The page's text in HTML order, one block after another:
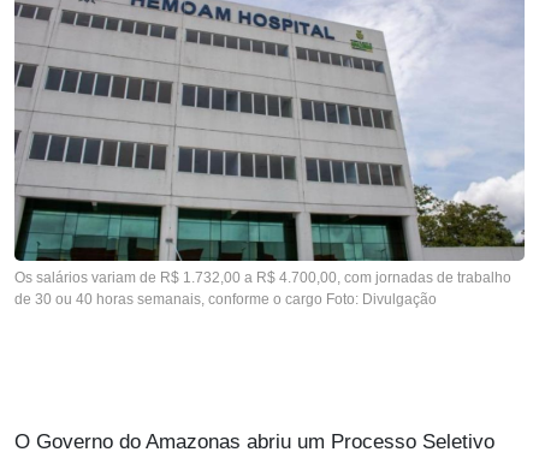
Os salários variam de R$ 1.732,00 a R$ 4.700,00, com jornadas de trabalho
de 30 ou 40 horas semanais, conforme o cargo Foto: Divulgação
O Governo do Amazonas abriu um Processo Seletivo